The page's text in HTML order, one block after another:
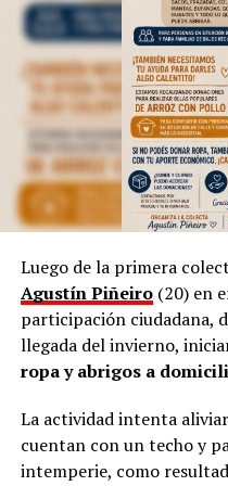
Inteligencia Artificial para
según indicó.
Sin embargo, aclara que,
dominante, incluso en la
necesidad de volver a
Por otra parte, Marinoni
provocador, así como
las niñas representando
los tamborileros
costumbres tradicionales
veces no entendemos la
En esa línea, en 2014,
personaje de la mitología
largo y envuelto en su
una gran polémica en el
Cocomarola, de
Luego de la primera
Agustín Piñeiro(20) en
participación ciudadana,
llegada del invierno,
ropa y abrigos a
La actividad intenta
cuentan con un techo y
intemperie, como